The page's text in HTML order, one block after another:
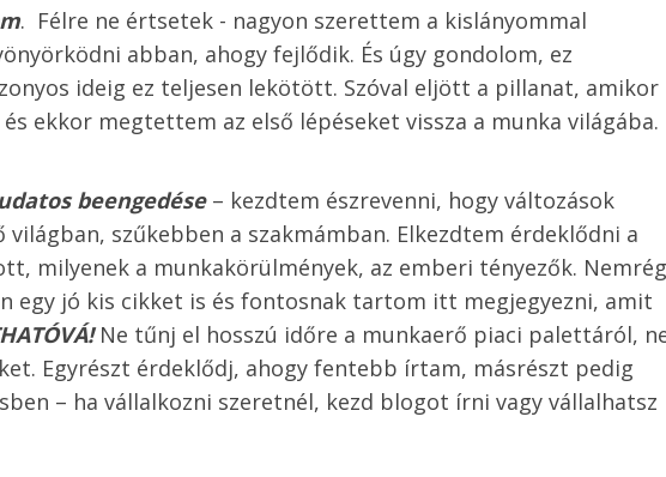
. Félre ne értsetek - nagyon szerettem a kislányommal
abban, ahogy fejlődik. És úgy gondolom, ez
ideig ez teljesen lekötött. Szóval eljött a pillanat, amikor
ekkor megtettem az első lépéseket vissza a munka világába.
beengedése– kezdtem észrevenni, hogy változások
szűkebben a szakmámban. Elkezdtem érdeklődni a
milyenek a munkakörülmények, az emberi tényezők. Nemrég
egy jó kis cikket is és fontosnak tartom itt megjegyezni, amit
Ne tűnj el hosszú időre a munkaerő piaci palettáról,
Egyrészt érdeklődj, ahogy fentebb írtam, másrészt pedig
– ha vállalkozni szeretnél, kezd blogot írni vagy vállalhatsz